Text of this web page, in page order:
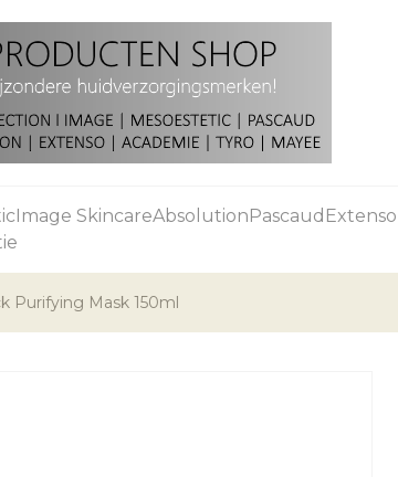
Image SkincareAbsolutionPascaud Extenso
Purifying Mask 150ml